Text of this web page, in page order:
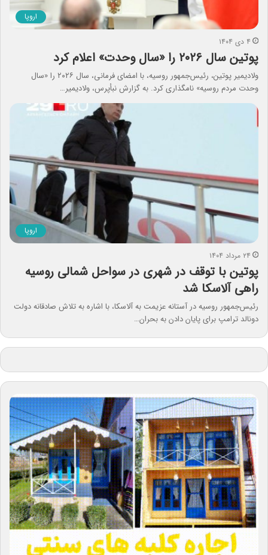
اروپا
۴ دی ۱۴۰۴
پوتین سال ۲۰۲۶ را «سال وحدت» اعلام کرد
ولادیمیر پوتین، رئیس‌جمهور روسیه، با امضای فرمانی، سال ۲۰۲۶ را «سال
وحدت مردم روسیه» نامگذاری کرد. به گزارش نبأپرس، ولادیمیر…
اروپا
۲۴ مرداد ۱۴۰۴
پوتین با توقف در شهری در سواحل شمالی روسیه
راهی آلاسکا شد
رئیس‌جمهور روسیه در آستانه عزیمت به آلاسکا، با اشاره به تلاش صادقانه دولت
دونالد ترامپ برای پایان دادن به بحران…